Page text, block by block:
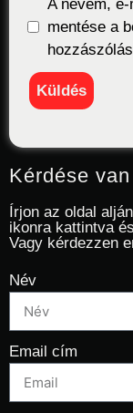
A nevem,
mentése a
Kérdése
Írjon az oldal
ikonra kattintva
Vagy kérdezzen
Név
Email cím